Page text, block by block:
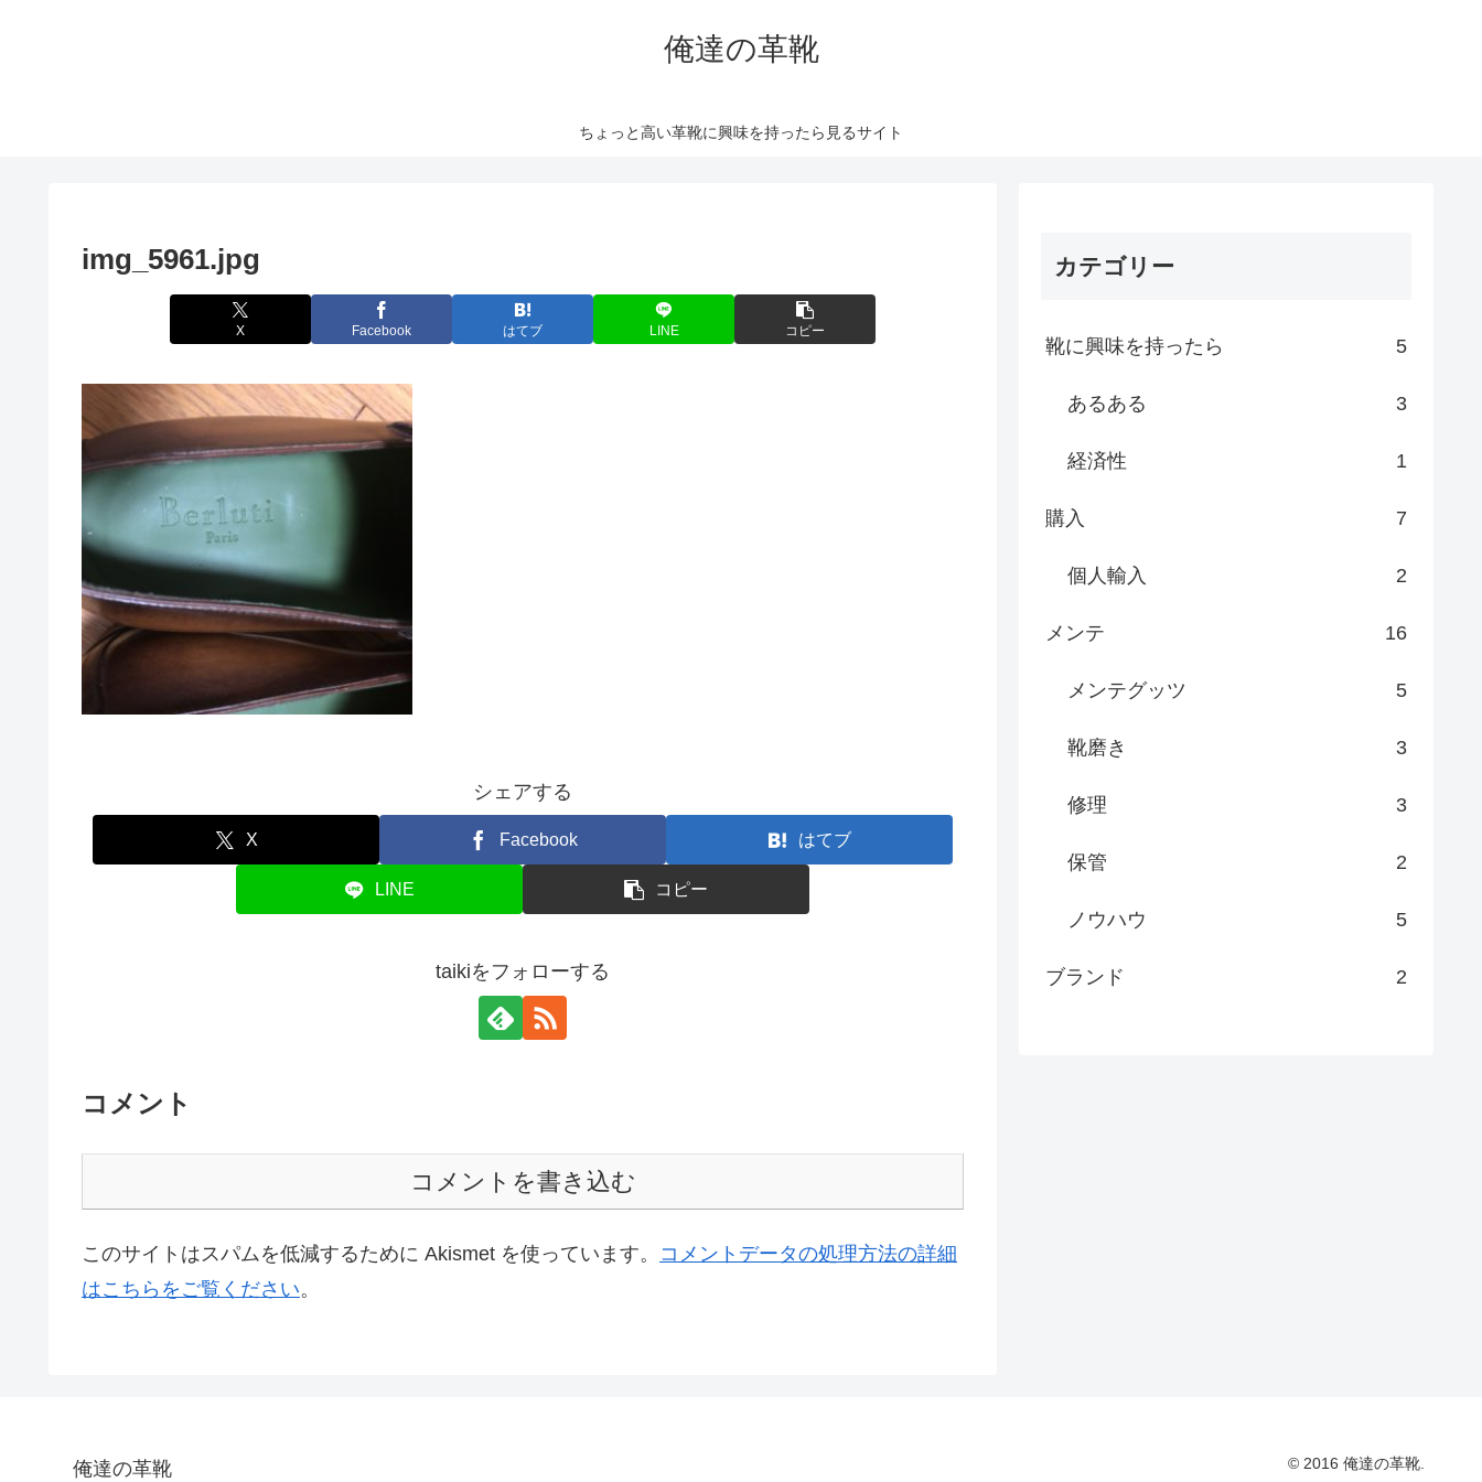
俺達の革靴
ちょっと高い革靴に興味を持ったら見るサイト
img_5961.jpg
X Facebook はてブ LINE コピー
シェアする
X Facebook はてブ
LINE コピー
taikiをフォローする
コメント
コメントを書き込む
このサイトはスパムを低減するために Akismet を使っています。 コメントデータの処理方法の詳細
はこちらをご覧ください。
カテゴリー
靴に興味を持ったら 5
あるある 3
経済性 1
購入 7
個人輸入 2
メンテ 16
メンテグッツ 5
靴磨き 3
修理 3
保管 2
ノウハウ 5
ブランド 2
俺達の革靴 © 2016 俺達の革靴.